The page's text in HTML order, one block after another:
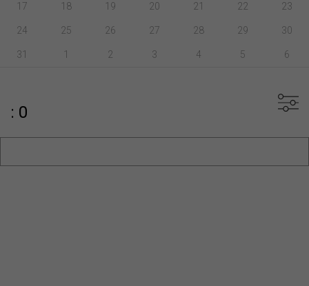
17 18 19 20 21 22 23
24 25 26 27 28 29 30
31 1 2 3 4 5 6
: 0